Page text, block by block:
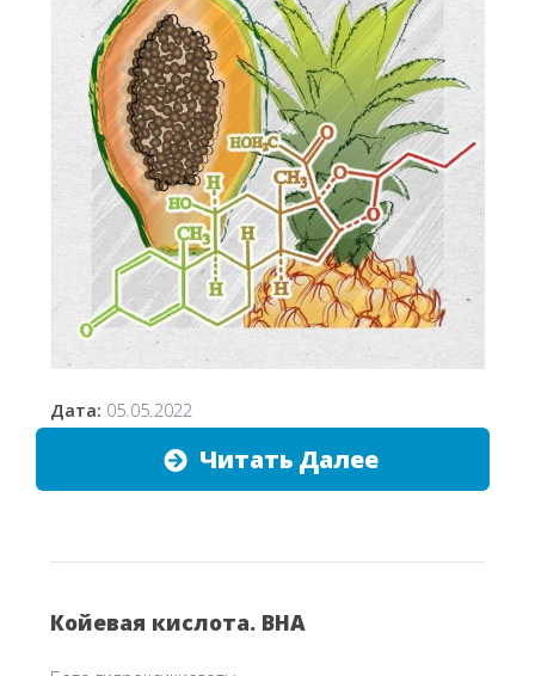
Дата: 05.05.2022
Читать Далее
Койевая кислота. BHA